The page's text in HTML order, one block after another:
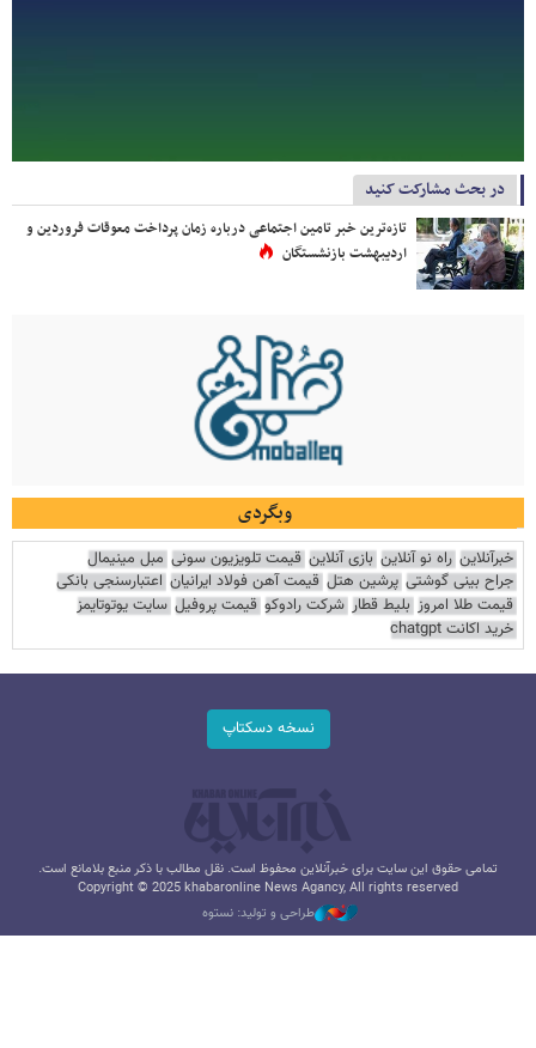
در بحث مشارکت کنید
تازه‌ترین خبر تامین اجتماعی درباره زمان پرداخت معوقات فروردین و
اردیبهشت بازنشستگان
وبگردی
خبرآنلاین راه نو آنلاین بازی آنلاین قیمت تلویزیون سونی مبل مینیمال
جراح بینی گوشتی پرشین هتل قیمت آهن فولاد ایرانیان اعتبارسنجی بانکی
قیمت طلا امروز بلیط قطار شرکت رادوکو قیمت پروفیل سایت یوتوتایمز
خرید اکانت chatgpt
نسخه دسکتاپ
تمامی حقوق این سایت برای خبرآنلاین محفوظ است. نقل مطالب با ذکر منبع بلامانع است.
Copyright © 2025 khabaronline News Agancy, All rights reserved
طراحی و تولید: نستوه